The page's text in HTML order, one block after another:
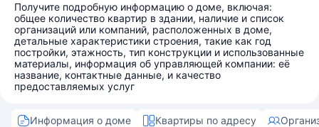
Получите подробную информацию о доме, включая:
общее количество квартир в здании, наличие и список
организаций или компаний, расположенных в доме,
детальные характеристики строения, такие как год
постройки, этажность, тип конструкции и использованные
материалы, информация об управляющей компании: её
название, контактные данные, и качество
предоставляемых услуг
Информация о доме Квартиры по адресу